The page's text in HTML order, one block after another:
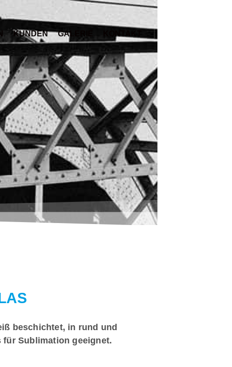
KUNDEN GALERIE KONTAKT
beschichtet, in rund und
Sublimation geeignet.